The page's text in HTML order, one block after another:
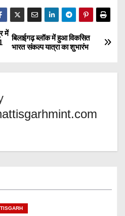
बिलाईगढ़ ब्लॉक में हुआ विकसित
भारत संकल्प यात्रा का शुभारंभ
में